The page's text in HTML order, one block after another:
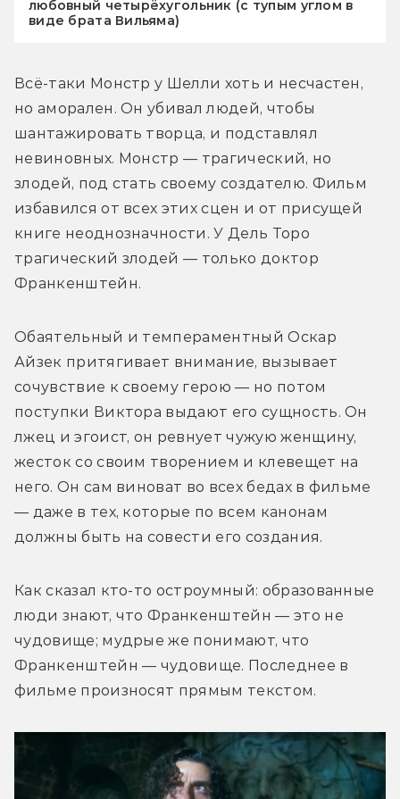
любовный четырёхугольник (с тупым углом в
виде брата Вильяма)
Всё-таки Монстр у Шелли хоть и несчастен,
но аморален. Он убивал людей, чтобы
шантажировать творца, и подставлял
невиновных. Монстр — трагический, но
злодей, под стать своему создателю. Фильм
избавился от всех этих сцен и от присущей
книге неоднозначности. У Дель Торо
трагический злодей — только доктор
Франкенштейн.
Обаятельный и темпераментный Оскар
Айзек притягивает внимание, вызывает
сочувствие к своему герою — но потом
поступки Виктора выдают его сущность. Он
лжец и эгоист, он ревнует чужую женщину,
жесток со своим творением и клевещет на
него. Он сам виноват во всех бедах в фильме
— даже в тех, которые по всем канонам
должны быть на совести его создания.
Как сказал кто-то остроумный: образованные
люди знают, что Франкенштейн — это не
чудовище; мудрые же понимают, что
Франкенштейн — чудовище. Последнее в
фильме произносят прямым текстом.